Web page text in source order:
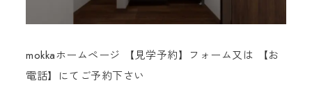
mokkaホームページ 【見学予約】フォーム又は 【お
電話】にてご予約下さい